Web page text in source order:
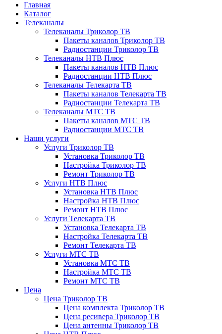
Главная
Каталог
Телеканалы
Телеканалы Триколор ТВ
Пакеты каналов Триколор ТВ
Радиостанции Триколор ТВ
Телеканалы НТВ Плюс
Пакеты каналов НТВ Плюс
Радиостанции НТВ Плюс
Телеканалы Телекарта ТВ
Пакеты каналов Телекарта ТВ
Радиостанции Телекарта ТВ
Телеканалы МТС ТВ
Пакеты каналов МТС ТВ
Радиостанции МТС ТВ
Наши услуги
Услуги Триколор ТВ
Установка Триколор ТВ
Настройка Триколор ТВ
Ремонт Триколор ТВ
Услуги НТВ Плюс
Установка НТВ Плюс
Настройка НТВ Плюс
Ремонт НТВ Плюс
Услуги Телекарта ТВ
Установка Телекарта ТВ
Настройка Телекарта ТВ
Ремонт Телекарта ТВ
Услуги МТС ТВ
Установка МТС ТВ
Настройка МТС ТВ
Ремонт МТС ТВ
Цена
Цена Триколор ТВ
Цена комплекта Триколор ТВ
Цена ресивера Триколор ТВ
Цена антенны Триколор ТВ